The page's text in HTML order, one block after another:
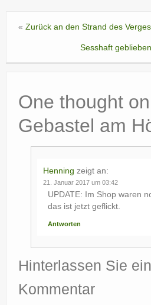
« Zurück an den Strand des
Sesshaft
One thought on
Gebastel am
Henning zeigt an:
21. Januar 2017 um 03:42
UPDATE: Im Shop waren
das ist jetzt geflickt.
Antworten
Hinterlassen Sie
Kommentar